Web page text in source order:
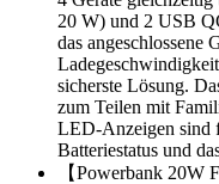
20 W) und 2 USB
das angeschlossene
sicherste Lösung.
zum Teilen mit
LED-Anzeigen sind
Batteriestatus und
【Powerbank 20W